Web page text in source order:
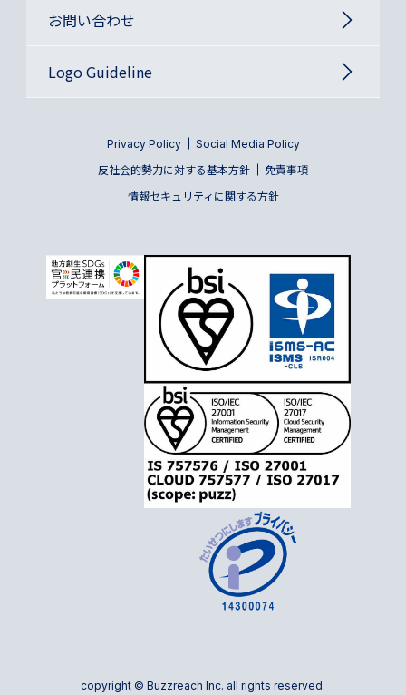
お問い合わせ
Logo Guideline
Privacy Policy
Social Media Policy
反社会的勢力に対する基本方針
免責事項
情報セキュリティに関する方針
copyright © Buzzreach Inc. all rights reserved.